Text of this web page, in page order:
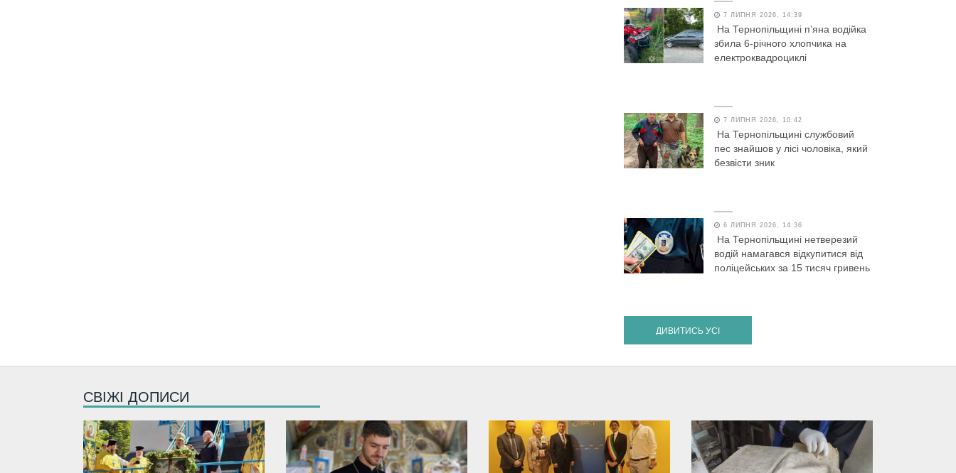
7 ЛИПНЯ 2026, 14:39
На Тернопільщині п’яна водійка
збила 6-річного хлопчика на
електроквадроциклі
7 ЛИПНЯ 2026, 10:42
На Тернопільщині службовий
пес знайшов у лісі чоловіка, який
безвісти зник
6 ЛИПНЯ 2026, 14:36
На Тернопільщині нетверезий
водій намагався відкупитися від
поліцейських за 15 тисяч гривень
ДИВИТИСЬ УСІ
СВІЖІ ДОПИСИ